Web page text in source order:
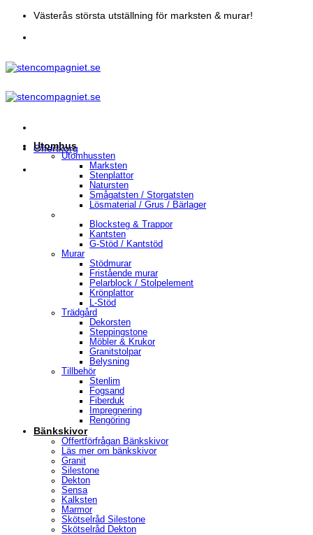
Skip
content
Västerås största utställning för marksten & murar!
Offertkorg
Utomhus
Utomhussten
Marksten
Stenplattor
Natursten
Smågatsten / Storgatsten
Lösmaterial / Grus / Bärlager
Blocksteg & Trappor
Kantsten
G-Stöd / Kantstöd
Murar
Stödmurar
Fristående murar
Pelarblock / Stolpelement
Krönplattor
L-Stöd
Trädgård
Dekorsten
Steppingstone
Möbler & Krukor
Granitstolpar
Belysning
Tillbehör
Stenlim
Fogsand
Fiberduk
Impregnering
Rengöring
Bänkskivor
Offertförfrågan Bänkskivor
Läs mer om bänkskivor
Granit
Silestone
Dekton
Sensa
Kalksten
Marmor
Skötselråd Silestone
Skötselråd Dekton